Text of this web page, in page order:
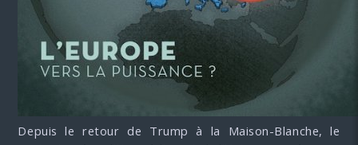
Depuis le retour de Trump à la Maison-Blanche, le